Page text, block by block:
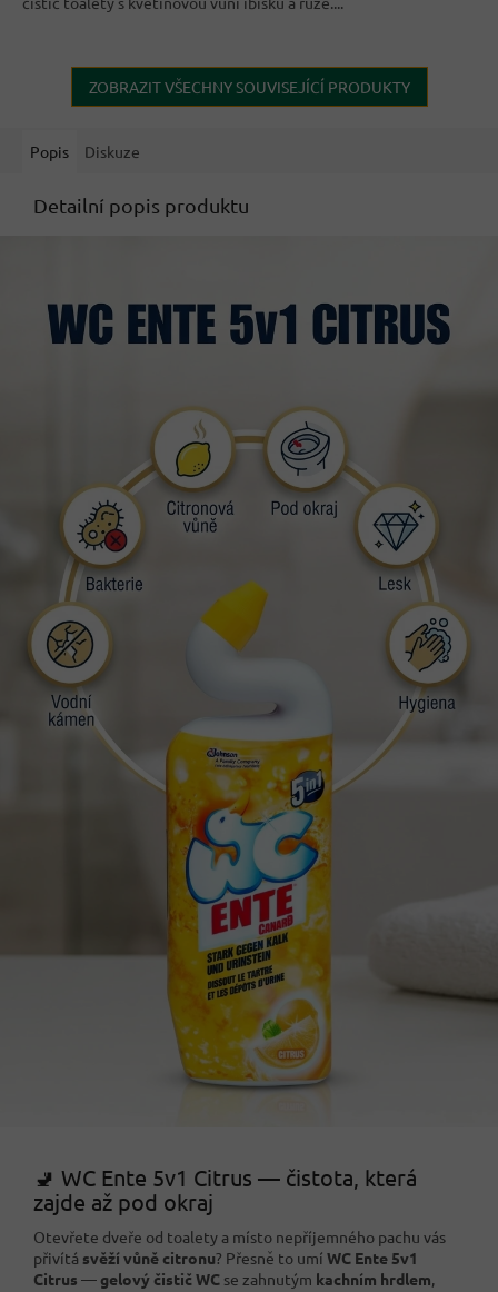
hvězdiček.
ZOBRAZIT VŠECHNY SOUVISEJÍCÍ PRODUKTY
Popis Diskuze
Detailní popis produktu
🚽 WC Ente 5v1 Citrus — čistota, která
zajde až pod okraj
Otevřete dveře od toalety a místo nepříjemného pachu vás
přivítá svěží vůně citronu? Přesně to umí WC Ente 5v1
Citrus — gelový čistič WC se zahnutým kachním hrdlem,